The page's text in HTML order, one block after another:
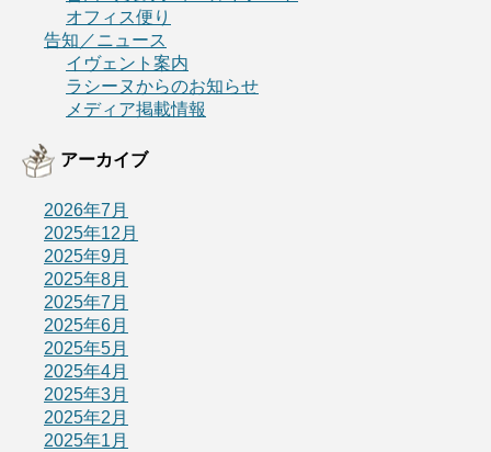
オフィス便り
告知／ニュース
イヴェント案内
ラシーヌからのお知らせ
メディア掲載情報
アーカイブ
2026年7月
2025年12月
2025年9月
2025年8月
2025年7月
2025年6月
2025年5月
2025年4月
2025年3月
2025年2月
2025年1月